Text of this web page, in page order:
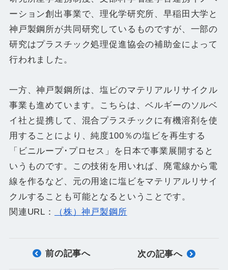
ーション創出事業で、理化学研究所、早稲田大学と
神戸製鋼所が共同研究しているものですが、一部の
研究はプラスチック処理促進協会の補助金によって
行われました。
一方、神戸製鋼所は、塩ビのマテリアルリサイクル
事業も進めています。こちらは、ベルギーのソルベ
イ社と提携して、混合プラスチックに有機溶剤を使
用することにより、純度100％の塩ビを再生する
「ビニループ･プロセス」を日本で事業展開すると
いうものです。この技術を用いれば、廃電線から電
線を作るなど、元の用途に塩ビをマテリアルリサイ
クルすることも可能となるということです。
関連URL：
（株）神戸製鋼所
前の記事へ 次の記事へ